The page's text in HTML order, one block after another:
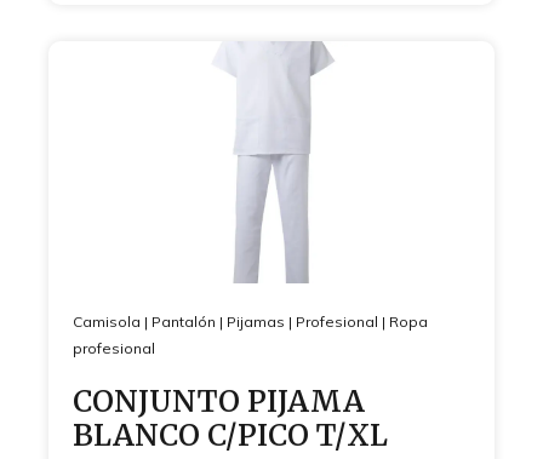
Camisola | Pantalón | Pijamas | Profesional | Ropa
profesional
CONJUNTO PIJAMA
BLANCO C/PICO T/XL